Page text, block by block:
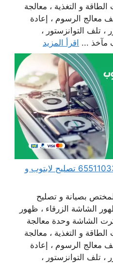
و التغذية ، معالجة
معالج الرسوم ، إعادة
تلف التوانزستور ،
مآخذ ... اقرأ المزيد
مهندس كمبيوتر الضباعية 65511033 تصليح لابتوب و
بصيانة و تصليح
الشاشة الزرقاء ، ظهور
الشاشة وحدة معالجة
و التغذية ، معالجة
معالج الرسوم ، إعادة
تلف التوانزستور ،